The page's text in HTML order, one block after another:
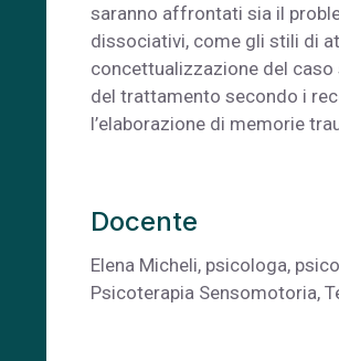
saranno affrontati sia il
dissociativi, come gli stili di
concettualizzazione del caso
del trattamento secondo i
l’elaborazione di memorie
Docente
Elena Micheli, psicologa,
Psicoterapia Sensomotoria,